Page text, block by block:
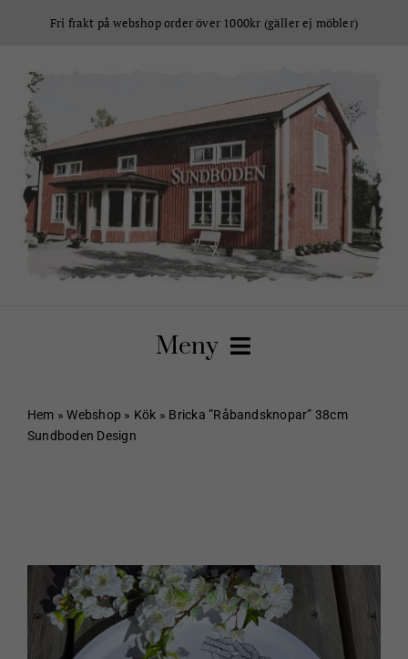
Fri frakt på webshop order över 1000kr (gäller ej möbler)
Meny
Hem
Sortiment
Schakt & Svets
Hem »Webshop » Kök » Bricka ”Råbandsknopar” 38cm
Sundboden Design